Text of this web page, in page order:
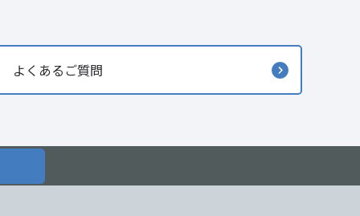
よくあるご質問